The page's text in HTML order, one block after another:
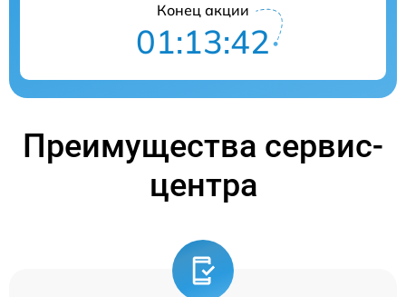
Конец акции
01:13:41
Преимущества сервис-
центра